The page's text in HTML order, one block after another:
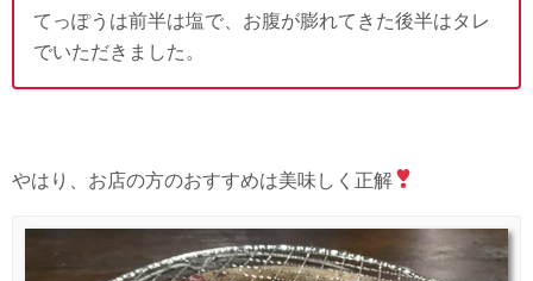
てっぽうは前半は塩で、お腹が膨れてきた後半はタレ
でいただきました。
やはり、お店の方のおすすめは美味しく正解